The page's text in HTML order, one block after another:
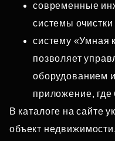
современные
системы
систему «Умная
позволяет
оборудованием
приложение,
В каталоге на сайте
объект